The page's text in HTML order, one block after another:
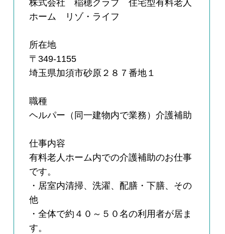
株式会社 稲穂クラブ 住宅型有料老人
ホーム リゾ・ライフ
所在地
〒349-1155
埼玉県加須市砂原２８７番地１
職種
ヘルパー（同一建物内で業務）介護補助
仕事内容
有料老人ホーム内での介護補助のお仕事
です。
・居室内清掃、洗濯、配膳・下膳、その
他
・全体で約４０～５０名の利用者が居ま
す。